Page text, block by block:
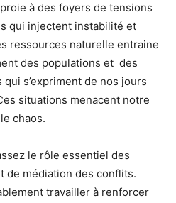
à des foyers de tensions
qui injectent instabilité et
ressources naturelle entraine
des populations et des
s’expriment de nos jours
situations menacent notre
chaos.
le rôle essentiel des
de médiation des conflits.
travailler à renforcer